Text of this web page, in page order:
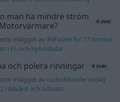
man ha mindre ström
4 svar
inlägget av BilFixare för 17 timmar
i El- och hybridbilar
och polera rinningar 4 svar
inlägget av turboblondie tisdag
i Bilvård och biltvätt